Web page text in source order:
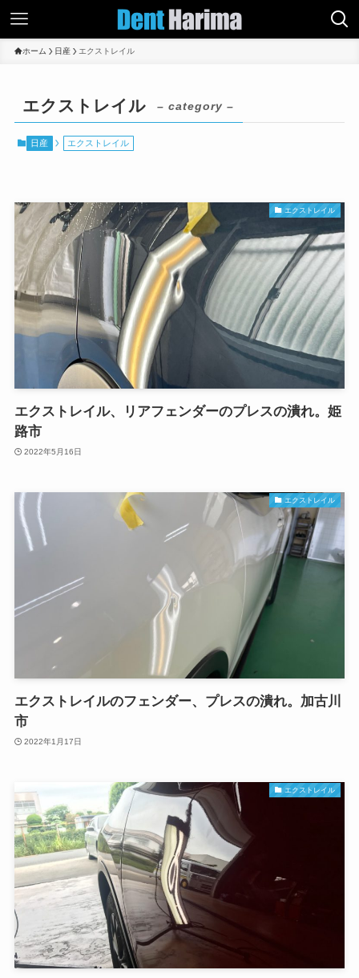
ホーム 日産 エクストレイル
エクストレイル – category –
日産 エクストレイル
エクストレイル
エクストレイル、リアフェンダーのプレスの潰れ。姫
路市
2022年5月16日
エクストレイル
エクストレイルのフェンダー、プレスの潰れ。加古川
市
2022年1月17日
エクストレイル